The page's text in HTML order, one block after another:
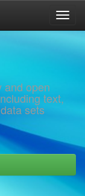
and open
text,
sets